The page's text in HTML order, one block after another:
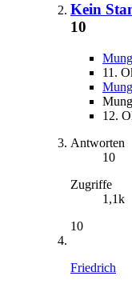
Kein
10
11.
12.
Antworten
10
Zugriffe
1,1k
10
Friedrich